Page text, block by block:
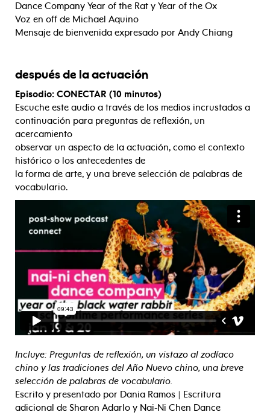
Dance Company Year of the Rat y Year of the Ox
Voz en off de Michael Aquino
Mensaje de bienvenida expresado por Andy Chiang
después de la actuación
Episodio: CONECTAR (10 minutos)
Escuche este audio a través de los medios incrustados a
continuación para preguntas de reflexión, un
acercamiento
observar un aspecto de la actuación, como el contexto
histórico o los antecedentes de
la forma de arte, y una breve selección de palabras de
vocabulario.
Incluye: Preguntas de reflexión, un vistazo al zodíaco
chino y las tradiciones del Año Nuevo chino, una breve
selección de palabras de vocabulario.
Escrito y presentado por Dania Ramos | Escritura
adicional de Sharon Adarlo y Nai-Ni Chen Dance